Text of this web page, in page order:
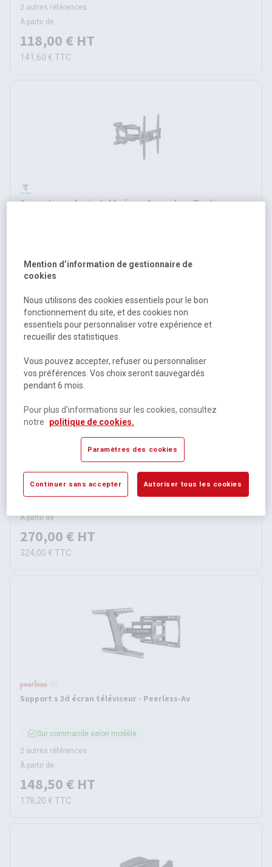
2 autres références
À partir de
118,00 € HT
141,60 € TTC
Support mural orientable écran Screen'up - Tiertime
À partir de
101,40 €TTC
Sur commande selon modèle
À partir de
270,00 € HT
324,00 € TTC
Support s 3d écran téléviseur - Peerless-Av
Sur commande selon modèle
2 autres références
À partir de
148,50 € HT
178,20 € TTC
Mention d’information de gestionnaire de
cookies
Nous utilisons des cookies essentiels pour le bon
fonctionnement du site, et des cookies non
essentiels pour personnaliser votre expérience et
recueillir des statistiques.
Vous pouvez accepter, refuser ou personnaliser
vos préférences. Vos choix seront sauvegardés
pendant 6 mois.
Pour plus d’informations sur les cookies, consultez
notre
politique de cookies.
Paramètres des cookies
Continuer sans accepter Autoriser tous les cookies